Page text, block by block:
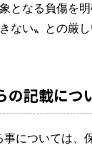
となる負傷を
ない〟との厳
の記載につ
については